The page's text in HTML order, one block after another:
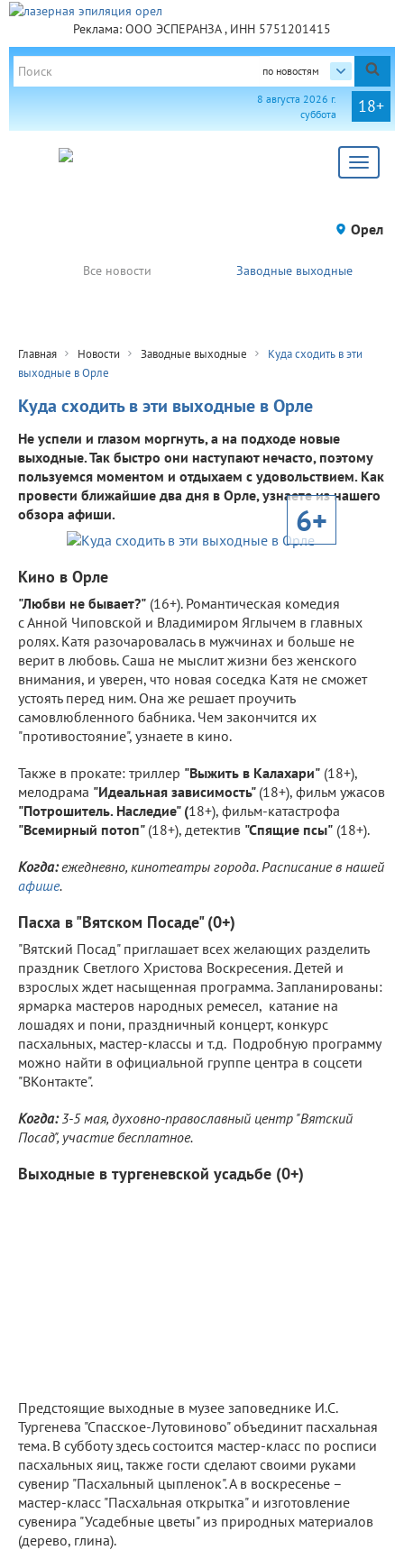
Реклама: ООО ЭСПЕРАНЗА , ИНН 5751201415
по новостям
18+
8 августа 2026 г.
суббота
Toggle
Орел
Все новости Заводные выходные
Главная Новости Заводные выходные
Куда сходить в эти
выходные в Орле
Куда сходить в эти выходные в Орле
Не успели и глазом моргнуть, а на подходе новые
выходные. Так быстро они наступают нечасто, поэтому
пользуемся моментом и отдыхаем с удовольствием. Как
провести ближайшие два дня в Орле, узнаете из нашего
обзора афиши.
6+
Кино в Орле
"Любви не бывает?" (16+). Романтическая комедия
с Анной Чиповской и Владимиром Яглычем в главных
ролях. Катя разочаровалась в мужчинах и больше не
верит в любовь. Саша не мыслит жизни без женского
внимания, и уверен, что новая соседка Катя не сможет
устоять перед ним. Она же решает проучить
самовлюбленного бабника. Чем закончится их
"противостояние", узнаете в кино.
Также в прокате: триллер "Выжить в Калахари" (18+),
мелодрама "Идеальная зависимость" (18+), фильм ужасов
"Потрошитель. Наследие" (18+), фильм-катастрофа
"Всемирный потоп" (18+), детектив "Спящие псы" (18+).
Когда:ежедневно, кинотеатры города. Расписание в нашей
афише.
Пасха в "Вятском Посаде" (0+)
"Вятский Посад" приглашает всех желающих разделить
праздник Светлого Христова Воскресения. Детей и
взрослых ждет насыщенная программа. Запланированы:
ярмарка мастеров народных ремесел, катание на
лошадях и пони, праздничный концерт, конкурс
пасхальных, мастер-классы и т.д. Подробную программу
можно найти в официальной группе центра в соцсети
"ВКонтакте".
Когда:3-5 мая, духовно-православный центр "Вятский
Посад", участие бесплатное.
Выходные в тургеневской усадьбе (0+)
Предстоящие выходные в музее заповеднике И.С.
Тургенева "Спасское-Лутовиново" объединит пасхальная
тема. В субботу здесь состоится мастер-класс по росписи
пасхальных яиц, также гости сделают своими руками
сувенир "Пасхальный цыпленок". А в воскресенье –
мастер-класс "Пасхальная открытка" и изготовление
сувенира "Усадебные цветы" из природных материалов
(дерево, глина).